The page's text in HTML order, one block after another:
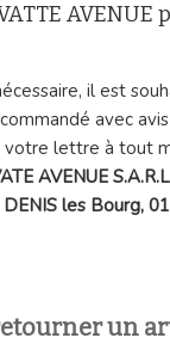
il est
avec
votre lettre à tout
AVENUE
DENIS les Bourg,
un